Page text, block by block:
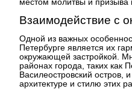
местом молитвы и
Взаимодействие с
Одной из важных
Петербурге является их
окружающей застройкой.
районах города, таких как
Василеостровский остров,
архитектуре и стилю этих